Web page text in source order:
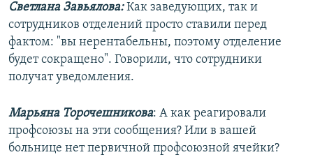
Светлана Завьялова:Как заведующих, так и
сотрудников отделений просто ставили перед
фактом: "вы нерентабельны, поэтому отделение
будет сокращено". Говорили, что сотрудники
получат уведомления.
Марьяна Торочешникова: А как реагировали
профсоюзы на эти сообщения? Или в вашей
больнице нет первичной профсоюзной ячейки?